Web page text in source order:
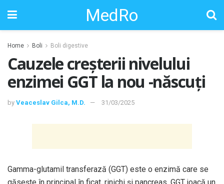
MedRo
Home Boli Boli digestive
Cauzele creșterii nivelului
enzimei GGT la nou -născuți
by Veaceslav Gilca, M.D. 31/03/2025
Gamma-glutamil transferază (GGT) este o enzimă care se